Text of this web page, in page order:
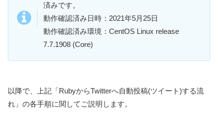
済みです。
動作確認済み日時：2021年5月25日
動作確認済み環境：CentOS Linux release
7.7.1908 (Core)
以降で、上記「RubyからTwitterへ自動投稿(ツイート)する流
れ」の各手順に関してご説明します。